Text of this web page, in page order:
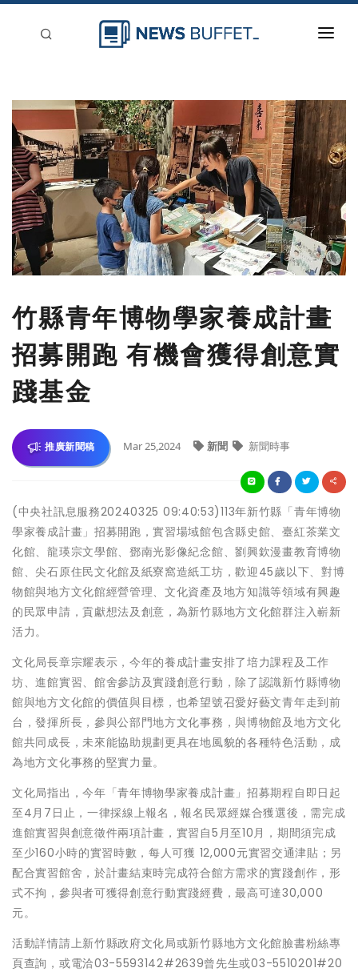
新聞稿分類
登入
刊登
竹縣青年博物學家養成計畫
招募開跑 有機會獲得創意實
踐基金
推廣新聞稿 Mar 25,2024 新聞 新聞時事
(中央社訊息服務20240325 09:40:53)113年新竹縣「青年博物
學家養成計畫」招募開跑，實習場域館包含縣史館、臺紅茶業文
化館、龍瑛宗文學館、鄧南光影像紀念館、劉興欽漫畫教育博物
館、尖石原住民文化館及紙寮窩造紙工坊，歡迎45歲以下、對博
物館與地方文化館經營管理、文化資產及地方知識等領域有興趣
的民眾申請，貢獻想法及創意，為新竹縣地方文化館群注入嶄新
活力。
文化局長章宗耀表示，今年的養成計畫安排了培力課程及工作
坊、進館實習、館舍參訪及實踐創意行動，除了認識新竹縣博物
館與地方文化館的價值與目標，也希望號召愛好藝文青年走到前
台，發揮所長，參與公部門地方文化事務，與博物館及地方文化
館共同成長，未來能協助規劃更具在地風貌的各種特色活動，成
為地方文化事務的堅實力量。
文化局指出，今年「青年博物學家養成計畫」招募期程自即日起
至4月7日止，一律採線上報名，報名民眾經媒合獲選後，需完成
進館實習與創意徵件兩項計畫，實習自5月至10月，期間須完成
至少160小時的實習時數，每人可獲 12,000元實習交通津貼；另
配合實習館舍，於計畫結束時完成符合館方需求的實踐創作，形
式不拘，參與者可獲得創意行動實踐經費，最高可達30,000
元。
活動詳情請上新竹縣政府文化局或新竹縣地方文化館臉書粉絲專
頁查詢，或電洽03-5593142#2639曾先生或03-5510201#20